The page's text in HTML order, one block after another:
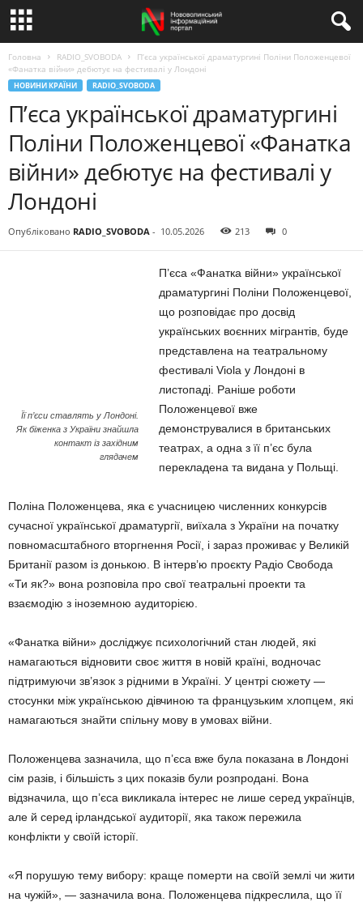
Головна RADIO_SVOBODA
П’єса української драматургині Поліни Положенцевої
«Фанатка війни» дебютує на фестивалі у Лондоні
НОВИНИ КРАЇНИ RADIO_SVOBODA
П’єса української драматургині
Поліни Положенцевої «Фанатка
війни» дебютує на фестивалі у
Лондоні
Опубліковано RADIO_SVOBODA - 10.05.2026 213 0
Її п’єси ставлять у Лондоні.
Як біженка з України знайшла
контакт із західним
глядачем
П’єса «Фанатка війни» української
драматургині Поліни Положенцевої,
що розповідає про досвід
українських воєнних мігрантів, буде
представлена на театральному
фестивалі Viola у Лондоні в
листопаді. Раніше роботи
Положенцевої вже
демонструвалися в британських
театрах, а одна з її п’єс була
перекладена та видана у Польщі.
Поліна Положенцева, яка є учасницею численних конкурсів
сучасної української драматургії, виїхала з України на початку
повномасштабного вторгнення Росії, і зараз проживає у Великій
Британії разом із донькою. В інтерв’ю проєкту Радіо Свобода
«Ти як?» вона розповіла про свої театральні проекти та
взаємодію з іноземною аудиторією.
«Фанатка війни» досліджує психологічний стан людей, які
намагаються відновити своє життя в новій країні, водночас
підтримуючи зв’язок з рідними в Україні. У центрі сюжету —
стосунки між українською дівчиною та французьким хлопцем, які
намагаються знайти спільну мову в умовах війни.
Положенцева зазначила, що п’єса вже була показана в Лондоні
сім разів, і більшість з цих показів були розпродані. Вона
відзначила, що п’єса викликала інтерес не лише серед українців,
але й серед ірландської аудиторії, яка також пережила
конфлікти у своїй історії.
«Я порушую тему вибору: краще померти на своїй землі чи жити
на чужій», — зазначила вона. Положенцева підкреслила, що її